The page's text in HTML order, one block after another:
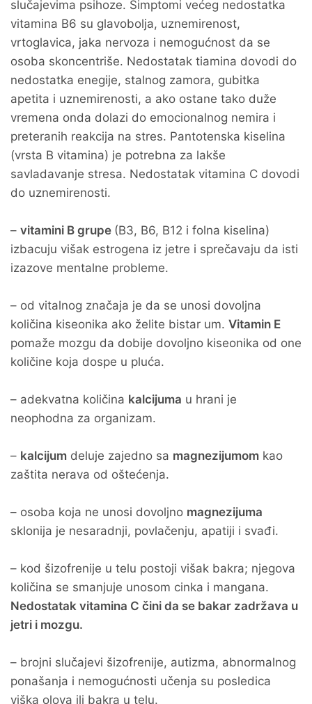
slučajevima psihoze. Simptomi većeg nedostatka
vitamina B6 su glavobolja, uznemirenost,
vrtoglavica, jaka nervoza i nemogućnost da se
osoba skoncentriše. Nedostatak tiamina dovodi do
nedostatka enegije, stalnog zamora, gubitka
apetita i uznemirenosti, a ako ostane tako duže
vremena onda dolazi do emocionalnog nemira i
preteranih reakcija na stres. Pantotenska kiselina
(vrsta B vitamina) je potrebna za lakše
savladavanje stresa. Nedostatak vitamina C dovodi
do uznemirenosti.
– vitamini B grupe (B3, B6, B12 i folna kiselina)
izbacuju višak estrogena iz jetre i sprečavaju da isti
izazove mentalne probleme.
– od vitalnog značaja je da se unosi dovoljna
količina kiseonika ako želite bistar um. Vitamin E
pomaže mozgu da dobije dovoljno kiseonika od one
količine koja dospe u pluća.
– adekvatna količina kalcijuma u hrani je
neophodna za organizam.
– kalcijum deluje zajedno sa magnezijumom kao
zaštita nerava od oštećenja.
– osoba koja ne unosi dovoljno magnezijuma
sklonija je nesaradnji, povlačenju, apatiji i svađi.
– kod šizofrenije u telu postoji višak bakra; njegova
količina se smanjuje unosom cinka i mangana.
Nedostatak vitamina C čini da se bakar zadržava u
jetri i mozgu.
– brojni slučajevi šizofrenije, autizma, abnormalnog
ponašanja i nemogućnosti učenja su posledica
viška olova ili bakra u telu.